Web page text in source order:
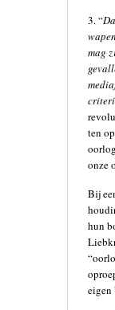
3. “
mag
ten
onze
Bij
hun
eigen